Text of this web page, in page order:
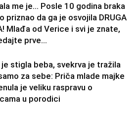
me je… Posle 10 godina braka
priznao da ga je osvojila DRUGA
Mlađa od Verice i svi je znate,
prve...
je stigla beba, svekrva je tražila
za sebe: Priča mlade majke
je veliku raspravu o
u porodici